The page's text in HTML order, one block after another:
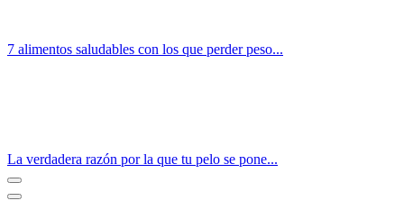
7 alimentos saludables con los que perder peso...
La verdadera razón por la que tu pelo se pone...